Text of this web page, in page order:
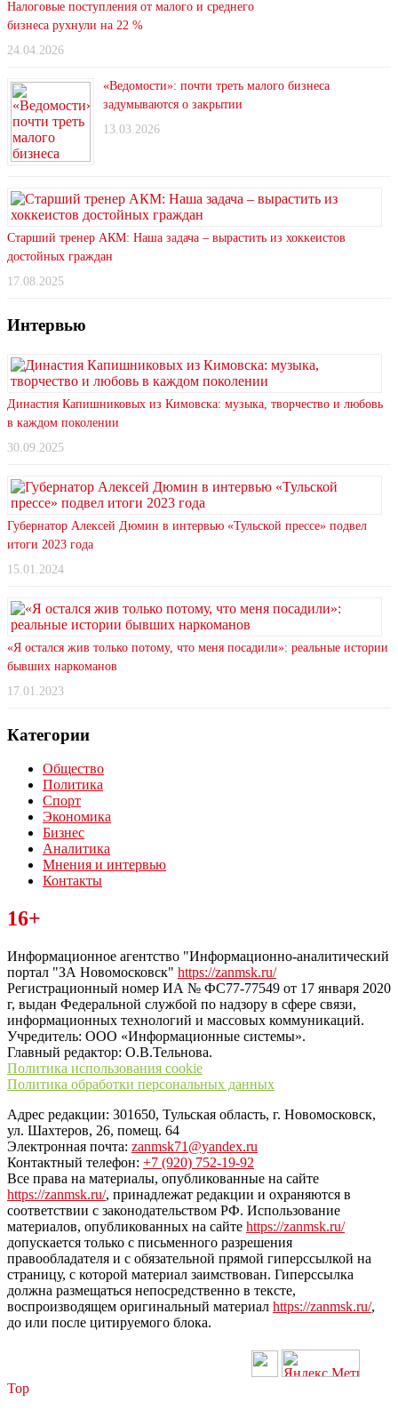
Налоговые поступления от малого и среднего
бизнеса рухнули на 22 %
24.04.2026
«Ведомости»: почти треть малого бизнеса
задумываются о закрытии
13.03.2026
Старший тренер АКМ: Наша задача – вырастить из хоккеистов
достойных граждан
17.08.2025
Интервью
Династия Капишниковых из Кимовска: музыка, творчество и любовь
в каждом поколении
30.09.2025
Губернатор Алексей Дюмин в интервью «Тульской прессе» подвел
итоги 2023 года
15.01.2024
«Я остался жив только потому, что меня посадили»: реальные истории
бывших наркоманов
17.01.2023
Категории
Общество
Политика
Спорт
Экономика
Бизнес
Аналитика
Мнения и интервью
Контакты
Читайте последние новости дня в Тульской области на сайте
“ЗаНовомосковск”
16+
Информационное агентство "Информационно-аналитический
портал "ЗА Новомосковск" https://zanmsk.ru/
Регистрационный номер ИА № ФС77-77549 от 17 января 2020
г, выдан Федеральной службой по надзору в сфере связи,
информационных технологий и массовых коммуникаций.
Учредитель: ООО «Информационные системы».
Главный редактор: О.В.Тельнова.
Политика использования cookie
Политика обработки персональных данных
Адрес редакции: 301650, Тульская область, г. Новомосковск,
ул. Шахтеров, 26, помещ. 64
Электронная почта: zanmsk71@yandex.ru
Контактный телефон: +7 (920) 752-19-92
Все права на материалы, опубликованные на сайте
https://zanmsk.ru/, принадлежат редакции и охраняются в
соответствии с законодательством РФ. Использование
материалов, опубликованных на сайте https://zanmsk.ru/
допускается только с письменного разрешения
правообладателя и с обязательной прямой гиперссылкой на
страницу, с которой материал заимствован. Гиперссылка
должна размещаться непосредственно в тексте,
воспроизводящем оригинальный материал https://zanmsk.ru/,
до или после цитируемого блока.
Top